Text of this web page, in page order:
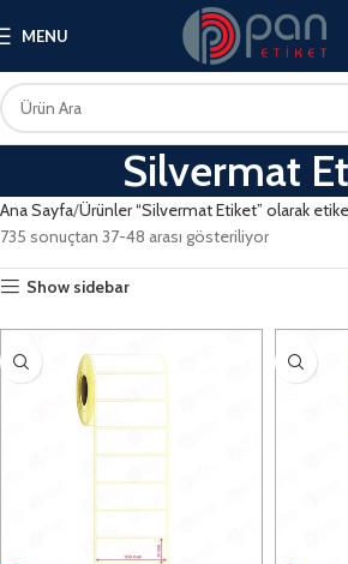
MENU
Silvermat
Ana Sayfa Ürünler “Silvermat Etiket” olarak
735 sonuçtan 37-48 arası gösteriliyor
Show sidebar